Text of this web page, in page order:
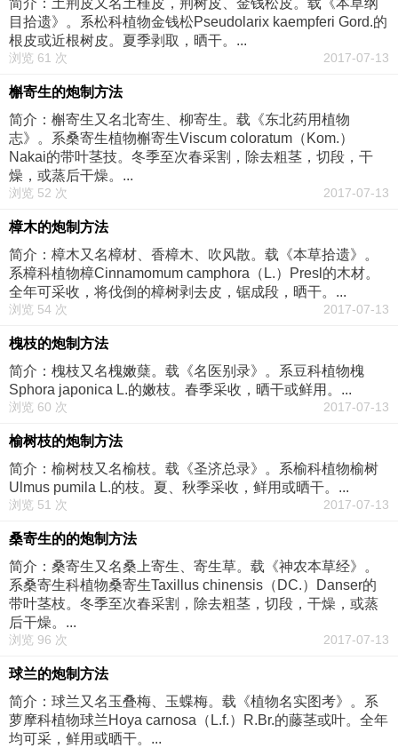
简介：土荆皮又名土槿皮，荆树皮、金钱松皮。载《本草纲
目拾遗》。系松科植物金钱松Pseudolarix kaempferi Gord.的
根皮或近根树皮。夏季剥取，晒干。...
浏览 61 次 2017-07-13
槲寄生的炮制方法
简介：槲寄生又名北寄生、柳寄生。载《东北药用植物
志》。系桑寄生植物槲寄生Viscum coloratum（Kom.）
Nakai的带叶茎技。冬季至次春采割，除去粗茎，切段，干
燥，或蒸后干燥。...
浏览 52 次 2017-07-13
樟木的炮制方法
简介：樟木又名樟材、香樟木、吹风散。载《本草拾遗》。
系樟科植物樟Cinnamomum camphora（L.）Presl的木材。
全年可采收，将伐倒的樟树剥去皮，锯成段，晒干。...
浏览 54 次 2017-07-13
槐枝的炮制方法
简介：槐枝又名槐嫩蘖。载《名医别录》。系豆科植物槐
Sphora japonica L.的嫩枝。春季采收，晒干或鲜用。...
浏览 60 次 2017-07-13
榆树枝的炮制方法
简介：榆树枝又名榆枝。载《圣济总录》。系榆科植物榆树
Ulmus pumila L.的枝。夏、秋季采收，鲜用或晒干。...
浏览 51 次 2017-07-13
桑寄生的的炮制方法
简介：桑寄生又名桑上寄生、寄生草。载《神农本草经》。
系桑寄生科植物桑寄生Taxillus chinensis（DC.）Danser的
带叶茎枝。冬季至次春采割，除去粗茎，切段，干燥，或蒸
后干燥。...
浏览 96 次 2017-07-13
球兰的炮制方法
简介：球兰又名玉叠梅、玉蝶梅。载《植物名实图考》。系
萝摩科植物球兰Hoya carnosa（L.f.）R.Br.的藤茎或叶。全年
均可采，鲜用或晒干。...